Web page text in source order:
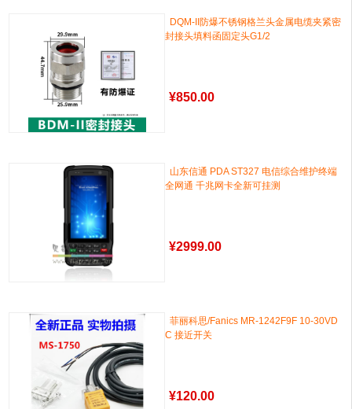
DQM-II防爆不锈钢格兰头金属电缆夹紧密
封接头填料函固定头G1/2
¥850.00
山东信通 PDA ST327 电信综合维护终端
全网通 千兆网卡全新可挂测
¥2999.00
菲丽科思/Fanics MR-1242F9F 10-30VD
C 接近开关
¥120.00